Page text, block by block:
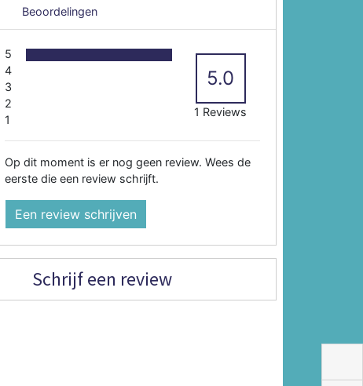
Beoordelingen
5
4
3
2
1
5.0
1 Reviews
Op dit moment is er nog geen review. Wees de
eerste die een review schrijft.
Een review schrijven
Schrijf een review